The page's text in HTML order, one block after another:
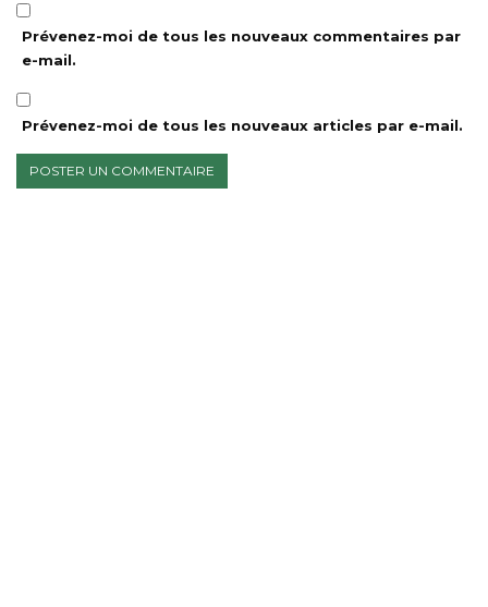
Prévenez-moi de tous les nouveaux commentaires par
e-mail.
Prévenez-moi de tous les nouveaux articles par e-mail.